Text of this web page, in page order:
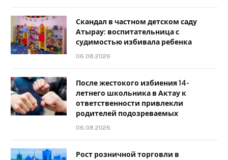
Скандал в частном детском саду
Атырау: воспитательница с
судимостью избивала ребенка
06.08.2026
После жестокого избиения 14-
летнего школьника в Актау к
ответственности привлекли
родителей подозреваемых
06.08.2026
Рост розничной торговли в